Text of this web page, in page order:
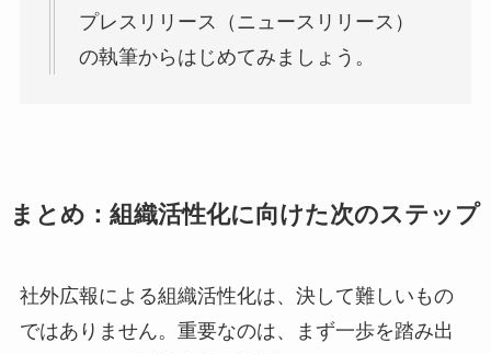
プレスリリース（ニュースリリース）
の執筆からはじめてみましょう。
まとめ：組織活性化に向けた次のステップ
社外広報による組織活性化は、決して難しいもの
ではありません。重要なのは、まず一歩を踏み出